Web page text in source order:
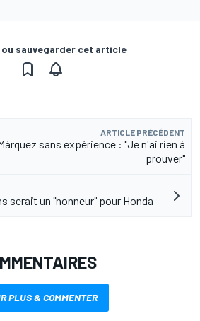
sauvegarder cet article
ARTICLE PRÉCÉDENT
sans expérience : "Je n'ai rien à
prouver"
serait un "honneur" pour Honda
PLUS & COMMENTER